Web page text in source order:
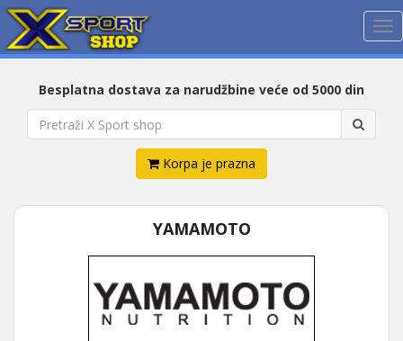
Besplatna dostava za narudžbine veće od 5000 din
Korpa je prazna
YAMAMOTO